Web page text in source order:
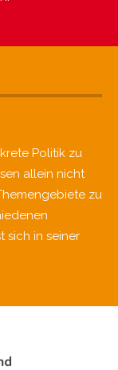
Politik zu
allein nicht
zu
sich in seiner